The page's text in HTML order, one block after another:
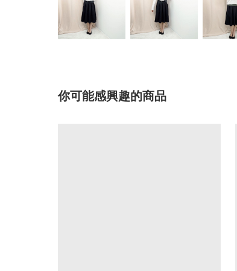
你可能感興趣的商品